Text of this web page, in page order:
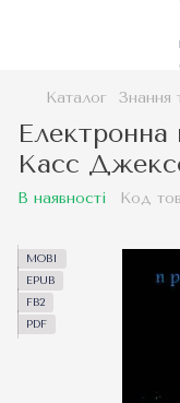
Каталог Знання
Електронна
Касс
В наявності Код
MOBI
EPUB
FB2
PDF